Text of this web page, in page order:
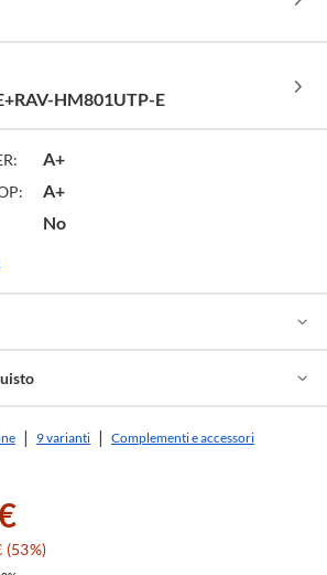
HM801UTP-E
A+
A+
No
9 varianti Complementi e accessori
(53%)